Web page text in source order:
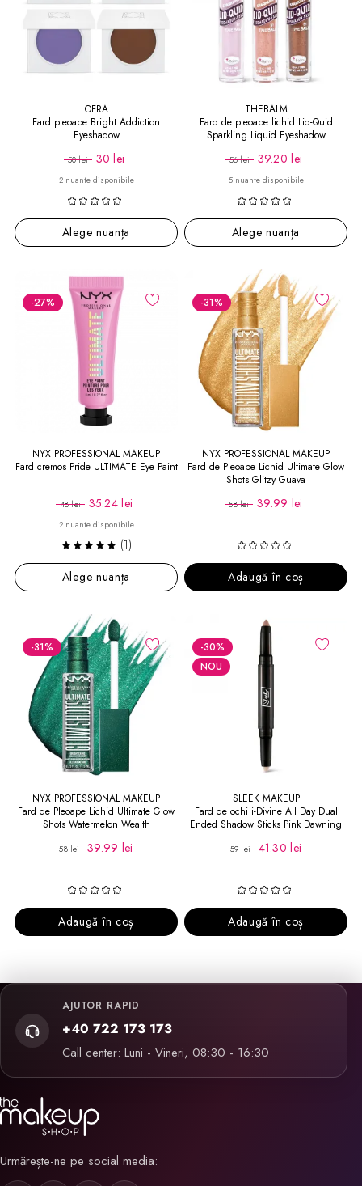
OFRA
Fard pleoape Bright Addiction
Eyeshadow
50 lei 30 lei
2 nuante disponibile
Alege nuanța
THEBALM
Fard de pleoape lichid Lid-Quid
Sparkling Liquid Eyeshadow
56 lei 39.20 lei
5 nuante disponibile
Alege nuanța
-27%
NYX PROFESSIONAL MAKEUP
Fard cremos Pride ULTIMATE Eye Paint
48 lei 35.24 lei
2 nuante disponibile
(1)
Alege nuanța
-31%
NYX PROFESSIONAL MAKEUP
Fard de Pleoape Lichid Ultimate Glow
Shots Glitzy Guava
58 lei 39.99 lei
Adaugă în coș
-31%
NYX PROFESSIONAL MAKEUP
Fard de Pleoape Lichid Ultimate Glow
Shots Watermelon Wealth
58 lei 39.99 lei
Adaugă în coș
-30%
NOU
SLEEK MAKEUP
Fard de ochi i-Divine All Day Dual
Ended Shadow Sticks Pink Dawning
59 lei 41.30 lei
Adaugă în coș
AJUTOR RAPID
+40 722 173 173
Call center: Luni - Vineri, 08:30 - 16:30
Urmărește-ne pe social media: